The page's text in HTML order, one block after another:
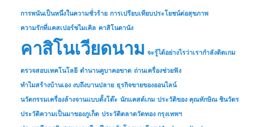
การพนันเป็นหนึ่งในความชั่วร้าย การเปรียบเทียบประโยชน์ต่อสุขภาพ
ความรักที่แคสเปอร์ชไมเคิล คาสิโนดานัง
คาสิโนเวียดนาม จะรู้ได้อย่างไรว่าเรากำลังติดเกม
ตรวจสอบเทคโนโลยี ตำนานคูบาคอขาด ถ่านเครื่องช่วยฟัง
ทำไมสร้างบ้านเอง งบถึงบานปลาย ธุรกิจขายของออนไลน์
นวัตกรรมเครื่องล้างจานแบบตั้งโต๊ะ นักแคสต์เกม ประวัติของ คุณทักษิณ ชินวัตร
ประวัติความเป็นมาของภูเก็ต ประวัติตลาดวัดทอง กรุงเทพฯ